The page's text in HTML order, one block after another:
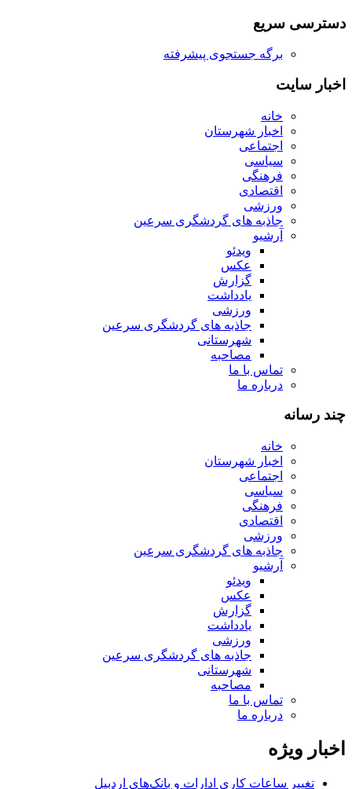
دسترسی سریع
برگه جستجوی پیشرفته
اخبار سایت
خانه
اخبار شهرستان
اجتماعی
سیاسی
فرهنگی
اقتصادی
ورزشی
جاذبه های گردشگری سرعین
آرشیو
ویدئو
عکس
گزارش
یادداشت
ورزشی
جاذبه های گردشگری سرعین
شهرستانی
مصاحبه
تماس با ما
درباره ما
چند رسانه
خانه
اخبار شهرستان
اجتماعی
سیاسی
فرهنگی
اقتصادی
ورزشی
جاذبه های گردشگری سرعین
آرشیو
ویدئو
عکس
گزارش
یادداشت
ورزشی
جاذبه های گردشگری سرعین
شهرستانی
مصاحبه
تماس با ما
درباره ما
اخبار ویژه
تغییر ساعات کاری ادارات و بانک‌های اردبیل